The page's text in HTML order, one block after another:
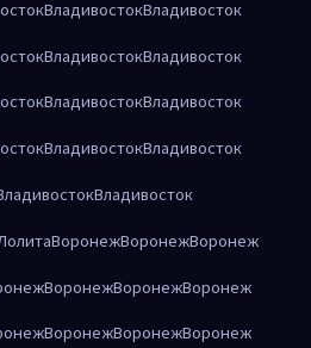
ВладивостокВладивосток
ВладивостокВладивосток
ВладивостокВладивосток
ВладивостокВладивосток
Владивосток
ВоронежВоронежВоронеж
ВоронежВоронежВоронеж
ВоронежВоронежВоронеж